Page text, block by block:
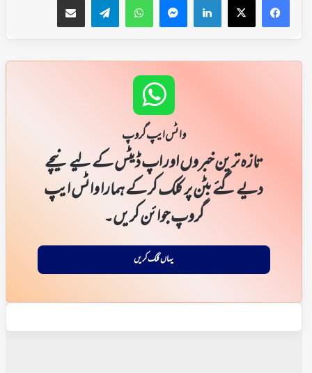
واٹس ایپ گروپ
تازہ ترین خبروں اور اپ ڈیٹس کے لیے نیچے
دیے گئے بٹن پر کلک کر کے ہمارا واٹس ایپ
گروپ جوائن کریں۔
یہاں کلک کریں